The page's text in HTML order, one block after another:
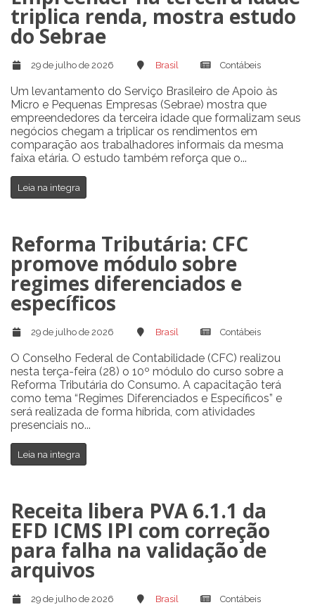
triplica renda, mostra estudo
do Sebrae
29 de julho de 2026 Brasil Contábeis
Um levantamento do Serviço Brasileiro de Apoio às
Micro e Pequenas Empresas (Sebrae) mostra que
empreendedores da terceira idade que formalizam seus
negócios chegam a triplicar os rendimentos em
comparação aos trabalhadores informais da mesma
faixa etária. O estudo também reforça que o...
Leia na integra
Reforma Tributária: CFC
promove módulo sobre
regimes diferenciados e
específicos
29 de julho de 2026 Brasil Contábeis
O Conselho Federal de Contabilidade (CFC) realizou
nesta terça-feira (28) o 10º módulo do curso sobre a
Reforma Tributária do Consumo. A capacitação terá
como tema “Regimes Diferenciados e Específicos” e
será realizada de forma híbrida, com atividades
presenciais no...
Leia na integra
Receita libera PVA 6.1.1 da
EFD ICMS IPI com correção
para falha na validação de
arquivos
29 de julho de 2026 Brasil Contábeis